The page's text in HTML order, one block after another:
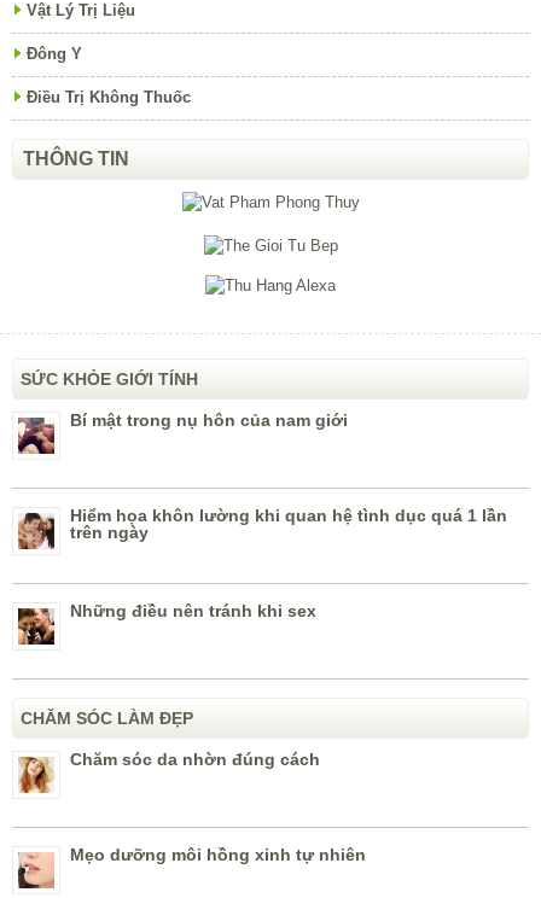
Vật Lý Trị Liệu
Đông Y
Điều Trị Không Thuốc
THÔNG TIN
SỨC KHỎE GIỚI TÍNH
Bí mật trong nụ hôn của nam giới
Hiểm họa khôn lường khi quan hệ tình dục quá 1 lần
trên ngày
Những điều nên tránh khi sex
CHĂM SÓC LÀM ĐẸP
Chăm sóc da nhờn đúng cách
Mẹo dưỡng môi hồng xinh tự nhiên